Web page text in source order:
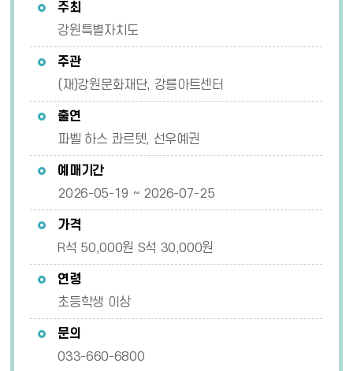
주최
강원특별자치도
주관
(재)강원문화재단, 강릉아트센터
출연
파벨 하스 콰르텟, 선우예권
예매기간
2026-05-19 ~ 2026-07-25
가격
R석 50,000원 S석 30,000원
연령
초등학생 이상
문의
033-660-6800